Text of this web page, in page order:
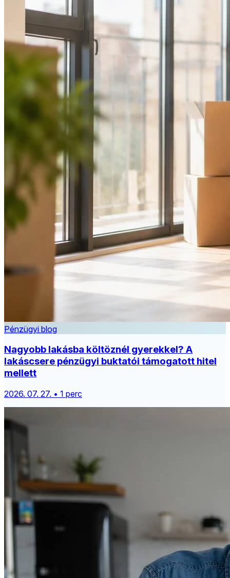
Pénzügyi blog
Nagyobb lakásba költöznél gyerekkel? A
lakáscsere pénzügyi buktatói támogatott hitel
mellett
2026. 07. 27. • 1 perc